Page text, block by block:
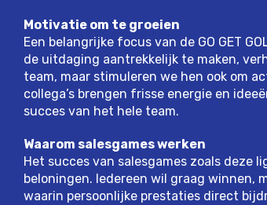
Motivatie om te groeien
Een belangrijke focus van de GO GET
de uitdaging aantrekkelijk te maken,
team, maar stimuleren we hen ook om
collega’s brengen frisse energie en
succes van het hele team.
Waarom salesgames werken
Het succes van salesgames zoals deze
beloningen. Iedereen wil graag winnen,
waarin persoonlijke prestaties direct